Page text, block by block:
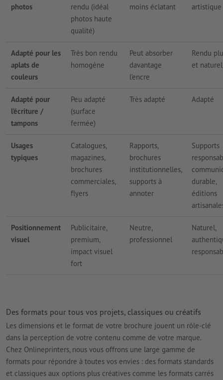
photos
rendu (idéal
photos haute
qualité)
moins éclatant
artistique
Adapté pour les
aplats de
couleurs
Très bon rendu
homogène
Peut absorber
davantage
l’encre
Rendu
et naturel
Adapté pour
l’écriture /
tampons
Peu adapté
(surface
fermée)
Très adapté Adapté
Usages
typiques
Catalogues,
magazines,
brochures
commerciales,
flyers
Rapports,
brochures
institutionnelles,
supports à
annoter
Supports
durable,
éditions
Positionnement
visuel
Publicitaire,
premium,
impact visuel
fort
Neutre,
professionnel
Naturel,
Des formats pour tous vos projets, classiques ou créatifs
Les dimensions et le format de votre brochure jouent un rôle-clé
dans la perception de votre contenu comme de votre marque.
Chez Onlineprinters, nous vous offrons une large gamme de
formats pour répondre à toutes vos envies : des formats standards
et classiques aux options plus créatives comme les formats carrés